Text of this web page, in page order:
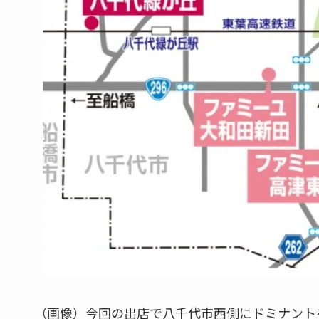
（画像）今回の出店で八千代市西側にドミナン